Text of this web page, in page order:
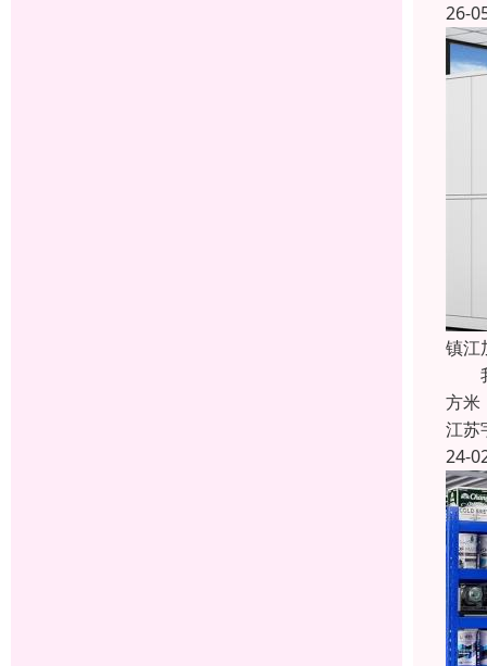
26-
镇江
我
方米
江苏
24-